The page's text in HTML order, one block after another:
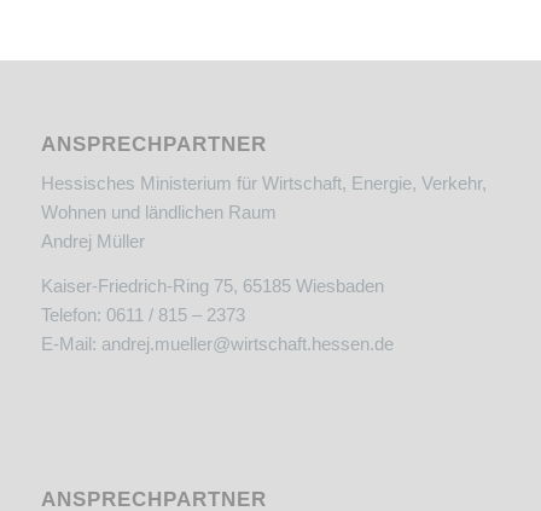
ANSPRECHPARTNER
Hessisches Ministerium für Wirtschaft, Energie, Verkehr,
Wohnen und ländlichen Raum
Andrej Müller
Kaiser-Friedrich-Ring 75, 65185 Wiesbaden
Telefon: 0611 / 815 – 2373
E-Mail: andrej.mueller@wirtschaft.hessen.de
ANSPRECHPARTNER